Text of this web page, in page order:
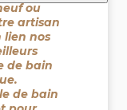
ou
artisan
lien nos
de bain
de bain